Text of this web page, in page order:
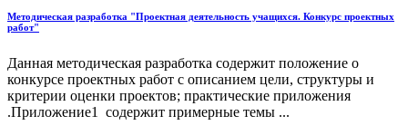
Методическая разработка "Проектная деятельность учащихся. Конкурс проектных
работ"
Данная методическая разработка содержит положение о
конкурсе проектных работ с описанием цели, структуры и
критерии оценки проектов; практические приложения
.Приложение1 содержит примерные темы ...